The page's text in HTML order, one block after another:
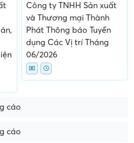
Công ty TNHH Sản xuất
và Thương mại Thành
Phát Thông báo Tuyển
dụng Các Vị trí Tháng
06/2026
cáo
cáo